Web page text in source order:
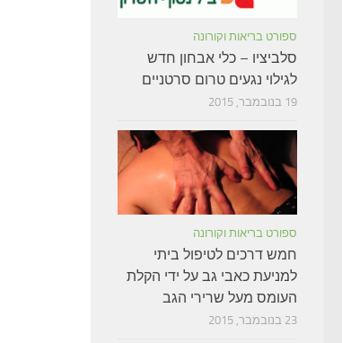
ספורט בריאות וקורונה
סלביציו – כלי אבחון חדש
לגילוי נגעים טרום סרטניים
19 בנובמבר, 2015
ספורט בריאות וקורונה
חמש דרכים לטיפול ביתי
למניעת כאבי גב על ידי הקלת
העומס מעל שרירי הגב
23 בנובמבר, 2015